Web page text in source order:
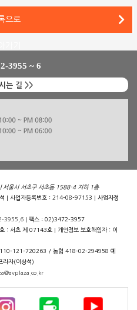
널 홈시어터 시스템 설치기 인천 송도 신도시 고객님의 LINN 과 B&W 이용한 LP 음악 시스템 설치기
으로
3955 ~ 6
는 길 >>
서울시 서초구 서초동 1588-4 지하 1층
석 | 사업자등록번호 : 214-08-97153 |사업자정
3955,6 | 팩스 : 02)3472-3957
: 서초 제 07143호 | 개인정보 보호책임자 : 이
110-121-720263 / 농협 418-02-294958 예
라자(이상석)